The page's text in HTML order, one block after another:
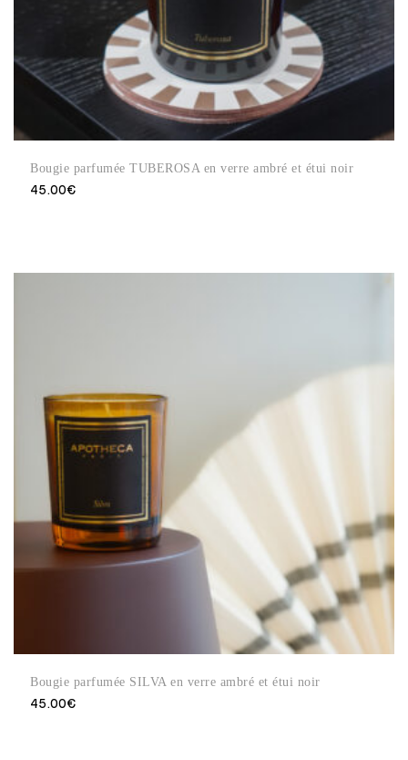
Bougie parfumée TUBEROSA en verre ambré et étui noir
45.00€
Bougie parfumée SILVA en verre ambré et étui noir
45.00€